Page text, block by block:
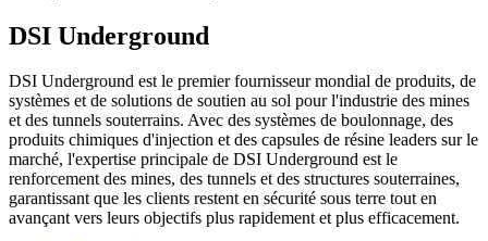
DSI Underground
DSI Underground est le premier fournisseur mondial de produits, de
systèmes et de solutions de soutien au sol pour l'industrie des mines
et des tunnels souterrains. Avec des systèmes de boulonnage, des
produits chimiques d'injection et des capsules de résine leaders sur le
marché, l'expertise principale de DSI Underground est le
renforcement des mines, des tunnels et des structures souterraines,
garantissant que les clients restent en sécurité sous terre tout en
avançant vers leurs objectifs plus rapidement et plus efficacement.